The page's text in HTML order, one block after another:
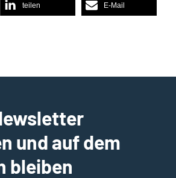
teilen E-Mail
und auf dem
bleiben